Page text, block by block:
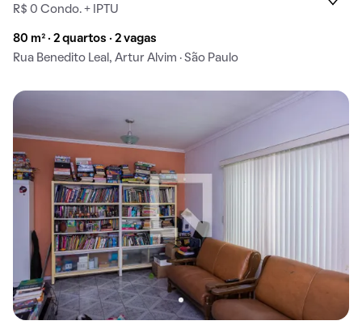
R$ 0 Condo. + IPTU
80 m² · 2 quartos · 2 vagas
Rua Benedito Leal, Artur Alvim · São Paulo